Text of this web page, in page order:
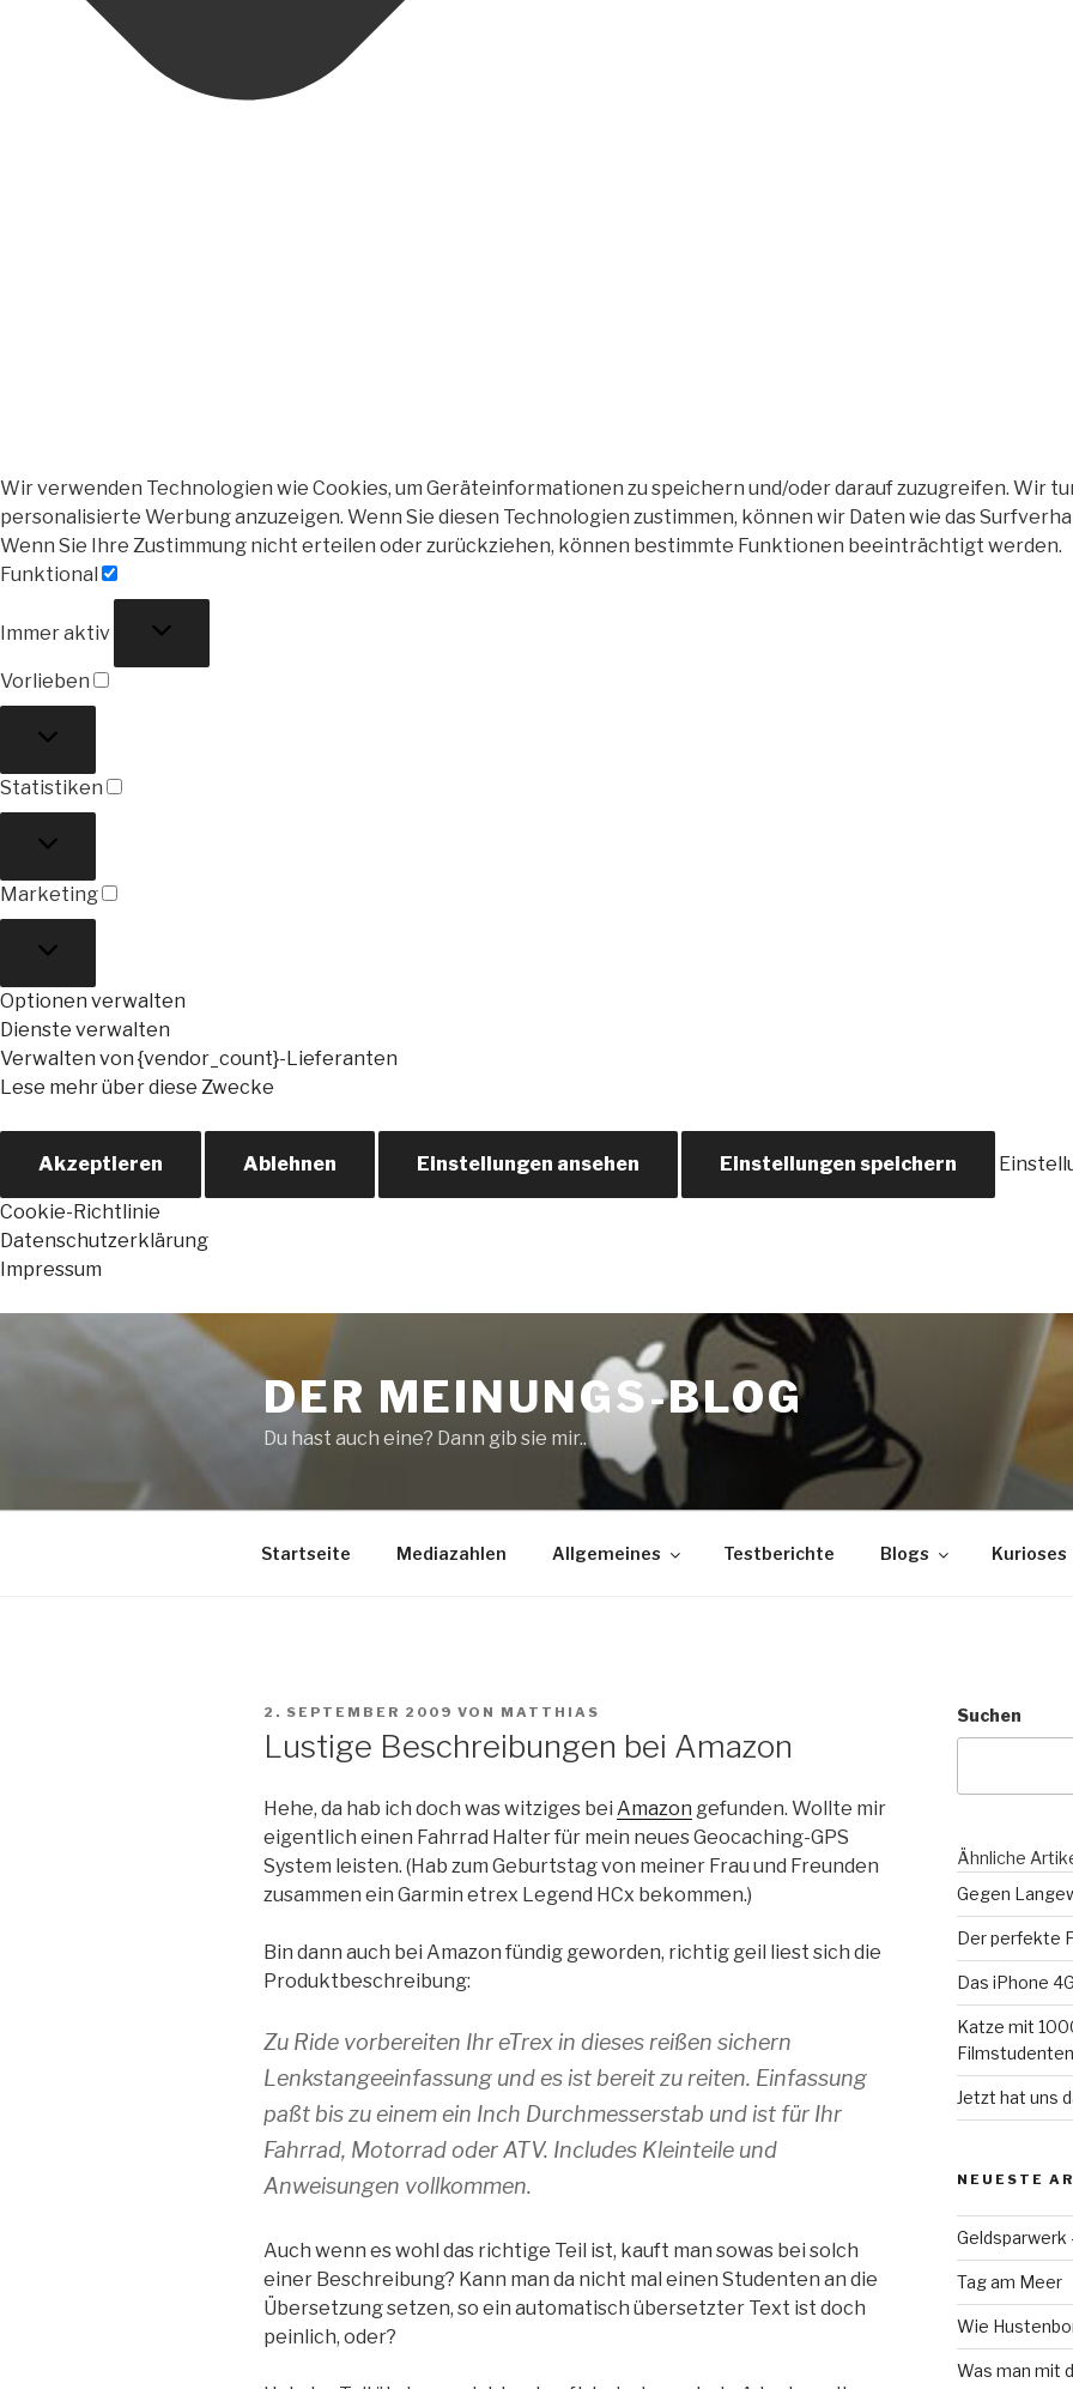
Wir verwenden Technologien wie Cookies, um Geräteinformationen zu speichern und/oder darauf zuzugreifen. Wir
personalisierte Werbung anzuzeigen. Wenn Sie diesen Technologien zustimmen, können wir Daten wie das
Wenn Sie Ihre Zustimmung nicht erteilen oder zurückziehen, können bestimmte Funktionen beeinträchtigt werden.
Funktional
Immer aktiv
Vorlieben
Statistiken
Marketing
Optionen verwalten
Dienste verwalten
Verwalten von {vendor_count}-Lieferanten
Lese mehr über diese Zwecke
Akzeptieren Ablehnen Einstellungen ansehen Einstellungen speichern
Cookie-Richtlinie
Datenschutzerklärung
Impressum
springen
DER MEINUNGS-BLOG
Du hast auch eine? Dann gib sie mir..
Startseite Mediazahlen Allgemeines Testberichte Blogs Kurioses
VERÖFFENTLICHT
2. SEPTEMBER 2009 VON MATTHIAS
Lustige Beschreibungen bei Amazon
Hehe, da hab ich doch was witziges bei Amazon gefunden. Wollte mir
eigentlich einen Fahrrad Halter für mein neues Geocaching-GPS
System leisten. (Hab zum Geburtstag von meiner Frau und Freunden
zusammen ein Garmin etrex Legend HCx bekommen.)
Bin dann auch bei Amazon fündig geworden, richtig geil liest sich die
Produktbeschreibung:
Zu Ride vorbereiten Ihr eTrex in dieses reißen sichern
Lenkstangeeinfassung und es ist bereit zu reiten. Einfassung
paßt bis zu einem ein Inch Durchmesserstab und ist für Ihr
Fahrrad, Motorrad oder ATV. Includes Kleinteile und
Anweisungen vollkommen.
Auch wenn es wohl das richtige Teil ist, kauft man sowas bei solch
einer Beschreibung? Kann man da nicht mal einen Studenten an die
Übersetzung setzen, so ein automatisch übersetzter Text ist doch
peinlich, oder?
Suchen
Ähnliche
Gegen
Der perfekte
Das iPhone
Katze mit
Jetzt hat uns
NEUESTE
Geldsparwerk
Tag am Meer
Wie
Was man mit